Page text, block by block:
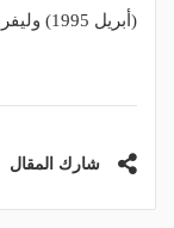
(أبريل 1995) وليفربول 5-2 روما (أبريل 2018).
شارك المقال